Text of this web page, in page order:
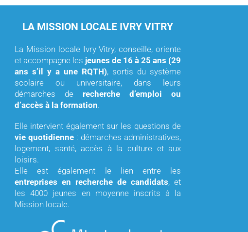
LA MISSION LOCALE IVRY VITRY
La Mission locale Ivry Vitry, conseille, oriente
et accompagne les jeunes de 16 à 25 ans (29
ans s’il y a une RQTH), sortis du système
scolaire ou universitaire, dans leurs
démarches de recherche d’emploi ou
d’accès à la formation.
Elle intervient également sur les questions de
vie quotidienne : démarches administratives,
logement, santé, accès à la culture et aux
loisirs.
Elle est également le lien entre les
entreprises en recherche de candidats, et
les 4000 jeunes en moyenne inscrits à la
Mission locale.